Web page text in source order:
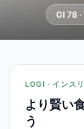
GI 78 ·
LOGI · インス
より賢い
う